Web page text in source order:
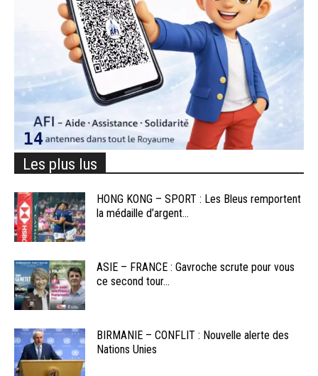
Les plus lus
HONG KONG – SPORT : Les Bleus remportent
la médaille d’argent...
ASIE – FRANCE : Gavroche scrute pour vous
ce second tour...
BIRMANIE – CONFLIT : Nouvelle alerte des
Nations Unies